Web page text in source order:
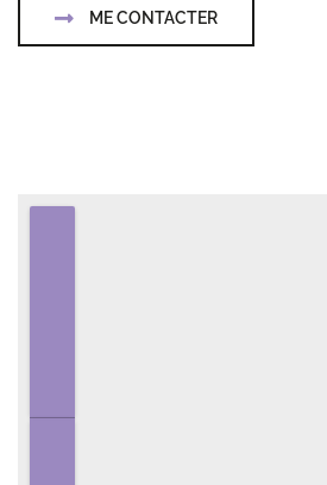
ME CONTACTER